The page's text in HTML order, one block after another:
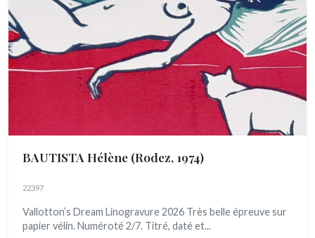
BAUTISTA Hélène (Rodez, 1974)
22397
Vallotton’s Dream Linogravure 2026 Très belle épreuve sur
papier vélin. Numéroté 2/7. Titré, daté et...